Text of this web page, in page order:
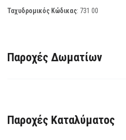
Ταχυδρομικός Κώδικας: 731 00
Παροχές Δωματίων
Παροχές Καταλύματος